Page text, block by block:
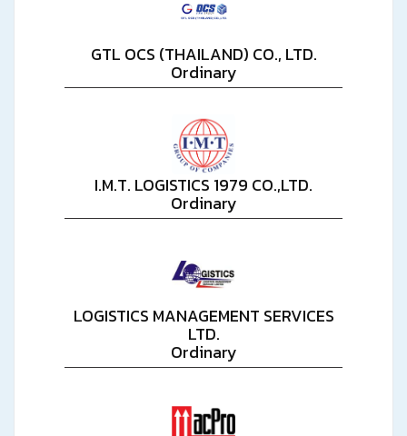
GTL OCS (THAILAND) CO., LTD.
Ordinary
I.M.T. LOGISTICS 1979 CO.,LTD.
Ordinary
LOGISTICS MANAGEMENT SERVICES
LTD.
Ordinary